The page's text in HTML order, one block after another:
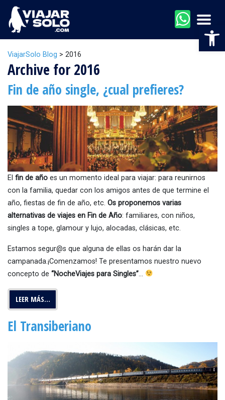
ViajarSolo Blog > 2016
Archive for 2016
Fin de año single, ¿cual prefieres?
El fin de año es un momento ideal para viajar: para reunirnos
con la familia, quedar con los amigos antes de que termine el
año, fiestas de fin de año, etc. Os proponemos varias
alternativas de viajes en Fin de Año: familiares, con niños,
singles a tope, glamour y lujo, alocadas, clásicas, etc.
Estamos segur@s que alguna de ellas os harán dar la
campanada.¡Comenzamos! Te presentamos nuestro nuevo
concepto de “NocheViajes para Singles”…
LEER MÁS…
El Transiberiano